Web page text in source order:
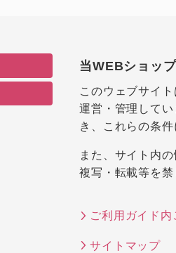
当WEBショッ
このウェブサイ
運営・管理して
き、これらの条
また、サイト内
複写・転載等を禁
ご利用ガイド内
サイトマップ